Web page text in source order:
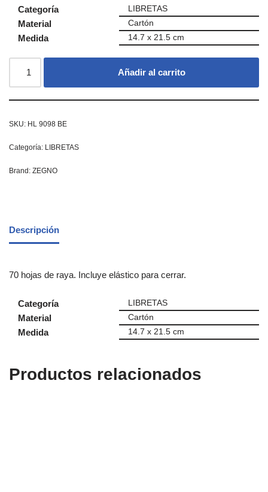
Categoría LIBRETAS
Material Cartón
Medida 14.7 x 21.5 cm
Añadir al carrito
SKU: HL 9098 BE
Categoría: LIBRETAS
Brand: ZEGNO
Descripción
70 hojas de raya. Incluye elástico para cerrar.
Categoría LIBRETAS
Material Cartón
Medida 14.7 x 21.5 cm
Productos relacionados